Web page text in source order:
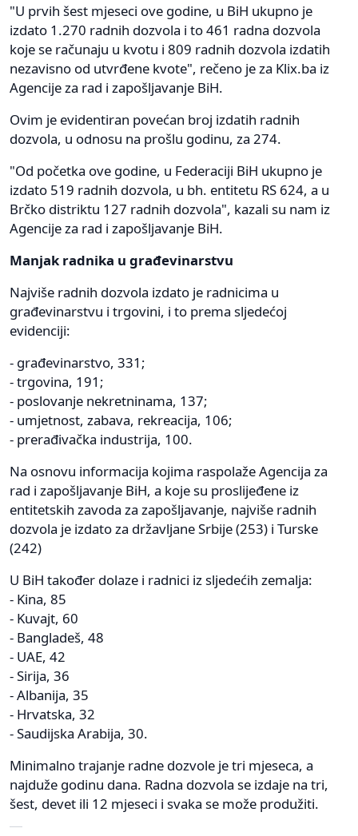
"U prvih šest mjeseci ove godine, u BiH ukupno je
izdato 1.270 radnih dozvola i to 461 radna dozvola
koje se računaju u kvotu i 809 radnih dozvola izdatih
nezavisno od utvrđene kvote", rečeno je za Klix.ba iz
Agencije za rad i zapošljavanje BiH.
Ovim je evidentiran povećan broj izdatih radnih
dozvola, u odnosu na prošlu godinu, za 274.
"Od početka ove godine, u Federaciji BiH ukupno je
izdato 519 radnih dozvola, u bh. entitetu RS 624, a u
Brčko distriktu 127 radnih dozvola", kazali su nam iz
Agencije za rad i zapošljavanje BiH.
Manjak radnika u građevinarstvu
Najviše radnih dozvola izdato je radnicima u
građevinarstvu i trgovini, i to prema sljedećoj
evidenciji:
- građevinarstvo, 331;
- trgovina, 191;
- poslovanje nekretninama, 137;
- umjetnost, zabava, rekreacija, 106;
- prerađivačka industrija, 100.
Na osnovu informacija kojima raspolaže Agencija za
rad i zapošljavanje BiH, a koje su proslijeđene iz
entitetskih zavoda za zapošljavanje, najviše radnih
dozvola je izdato za državljane Srbije (253) i Turske
(242)
U BiH također dolaze i radnici iz sljedećih zemalja:
- Kina, 85
- Kuvajt, 60
- Bangladeš, 48
- UAE, 42
- Sirija, 36
- Albanija, 35
- Hrvatska, 32
- Saudijska Arabija, 30.
Minimalno trajanje radne dozvole je tri mjeseca, a
najduže godinu dana. Radna dozvola se izdaje na tri,
šest, devet ili 12 mjeseci i svaka se može produžiti.